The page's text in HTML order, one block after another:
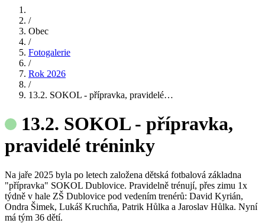
/
Obec
/
Fotogalerie
/
Rok 2026
/
13.2. SOKOL - přípravka, pravidelé…
13.2. SOKOL - přípravka,
pravidelé tréninky
Na jaře 2025 byla po letech založena dětská fotbalová základna
"přípravka" SOKOL Dublovice. Pravidelně trénují, přes zimu 1x
týdně v hale ZŠ Dublovice pod vedením trenérů: David Kyrián,
Ondra Šimek, Lukáš Kruchňa, Patrik Hůlka a Jaroslav Hůlka. Nyní
má tým 36 dětí.